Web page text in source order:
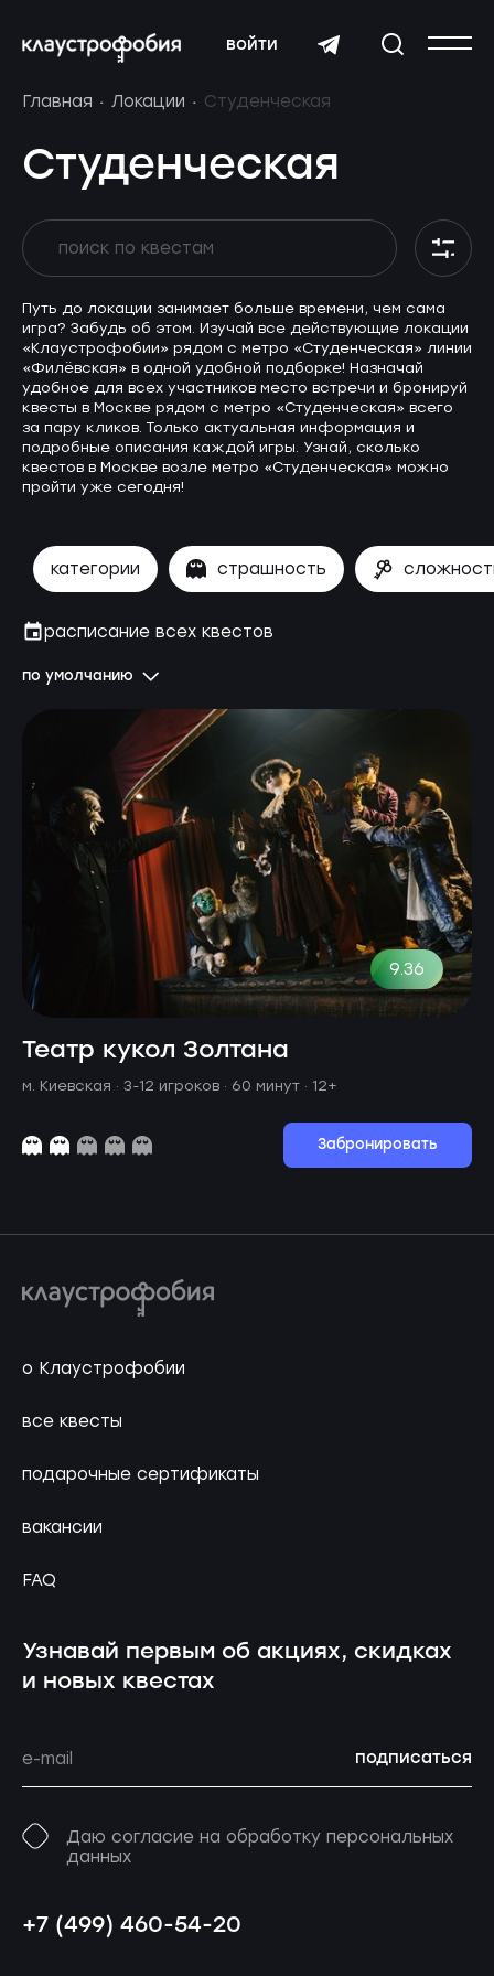
войти
Главная Локации Студенческая
Студенческая
Путь до локации занимает больше времени, чем сама
игра? Забудь об этом. Изучай все действующие локации
«Клаустрофобии» рядом с метро «Студенческая» линии
«Филёвская» в одной удобной подборке! Назначай
удобное для всех участников место встречи и бронируй
квесты в Москве рядом с метро «Студенческая» всего
за пару кликов. Только актуальная информация и
подробные описания каждой игры. Узнай, сколько
квестов в Москве возле метро «Студенческая» можно
пройти уже сегодня!
категории страшность
по умолчанию
расписание всех квестов
9.36
Театр кукол Золтана
м. Киевская · 3-12 игроков · 60 минут · 12+
Забронировать
о Клаустрофобии
все квесты
подарочные сертификаты
вакансии
FAQ
Узнавай первым об акциях, скидках
и новых квестах
подписаться
Даю согласие на обработку персональных
данных
+7 (499) 460-54-20